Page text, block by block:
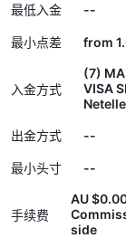
最低入金 --
最小点差 from
入金方式
(7)
VISA
出金方式 --
最小头寸 --
手续费
AU
side